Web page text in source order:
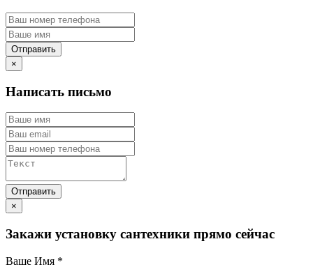
×
Написать письмо
×
Закажи установку сантехники прямо сейчас
Ваше Имя *